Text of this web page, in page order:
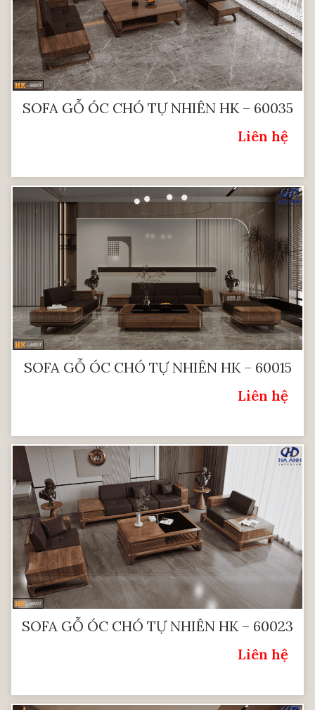
SOFA GỖ ÓC CHÓ TỰ NHIÊN HK – 60035
Liên hệ
SOFA GỖ ÓC CHÓ TỰ NHIÊN HK – 60015
Liên hệ
SOFA GỖ ÓC CHÓ TỰ NHIÊN HK – 60023
Liên hệ